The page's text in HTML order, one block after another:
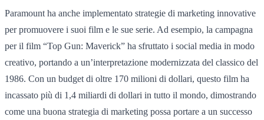
Paramount ha anche implementato strategie di marketing innovative
per promuovere i suoi film e le sue serie. Ad esempio, la campagna
per il film “Top Gun: Maverick” ha sfruttato i social media in modo
creativo, portando a un’interpretazione modernizzata del classico del
1986. Con un budget di oltre 170 milioni di dollari, questo film ha
incassato più di 1,4 miliardi di dollari in tutto il mondo, dimostrando
come una buona strategia di marketing possa portare a un successo